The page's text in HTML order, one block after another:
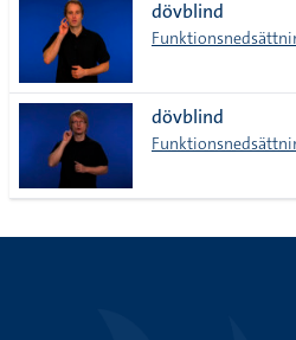
dövblind
dövblind